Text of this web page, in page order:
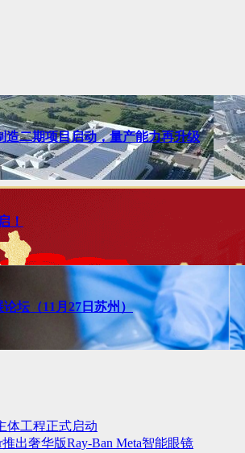
二期项目启动，量产能力再升级
！
坛（11月27日苏州）
体工程正式启动
出奢华版Ray-Ban Meta智能眼镜